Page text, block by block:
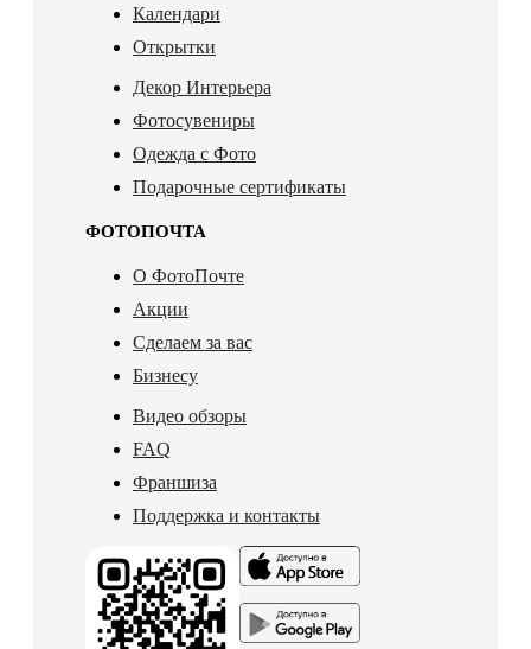
Календари
Открытки
Декор Интерьера
Фотосувениры
Одежда с Фото
Подарочные сертификаты
ФОТОПОЧТА
О ФотоПочте
Акции
Сделаем за вас
Бизнесу
Видео обзоры
FAQ
Франшиза
Поддержка и контакты